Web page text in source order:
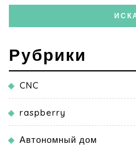
Рубрики
CNC
raspberry
Автономный дом